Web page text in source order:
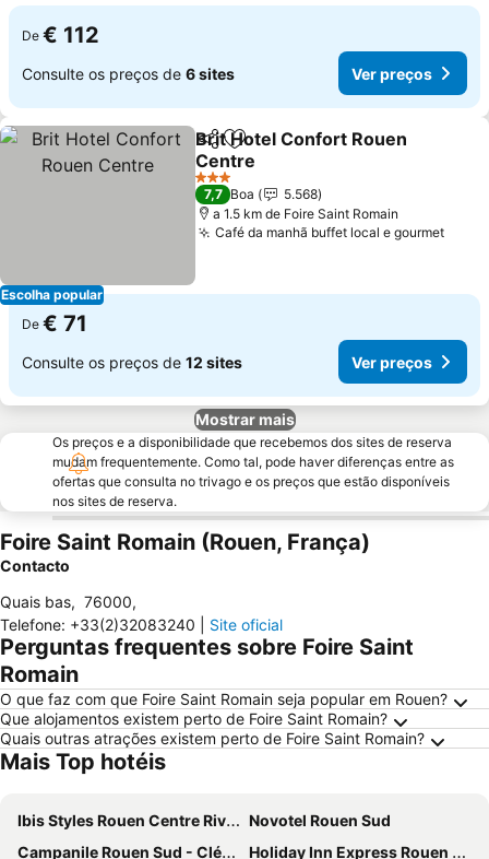
De € 112
Consulte os preços de 6 sites Ver preços
Escolha popular
PartilharAdicionar aos favoritos
Brit Hotel Confort Rouen
Centre
3 Estrelas
7,7 Boa
5.568
a 1.5 km de Foire Saint Romain
Café da manhã buffet local e gourmet
De € 71
Consulte os preços de 12 sites Ver preços
Mostrar mais
Os preços e a disponibilidade que recebemos dos sites de reserva
mudam frequentemente. Como tal, pode haver diferenças entre as
ofertas que consulta no trivago e os preços que estão disponíveis
nos sites de reserva.
Foire Saint Romain (Rouen, França)
Contacto
Quais bas, 76000,
Telefone: +33(2)32083240 Site oficial
Perguntas frequentes sobre Foire Saint
Romain
O que faz com que Foire Saint Romain seja popular em Rouen?
Que alojamentos existem perto de Foire Saint Romain?
Quais outras atrações existem perto de Foire Saint Romain?
Mais Top hotéis
Ibis Styles Rouen Centre Rive Gauche
Novotel Rouen Sud
Campanile Rouen Sud - Cléon Elbeuf
Holiday Inn Express Rouen Centre - Rive Gauche By Ihg